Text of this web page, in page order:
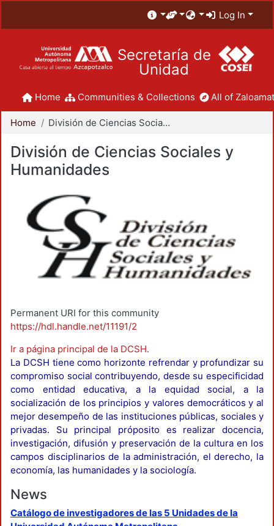
Log In
Secretaría de
Unidad
Home Communities & Collections All of
Home División de Ciencias Sociales y Humanidades
División de Ciencias Sociales y
Humanidades
Permanent URI for this community
https://hdl.handle.net/11191/2
Ir a página principal de la DCSH.
La DCSH tiene como horizonte refrendar y profundizar su
compromiso social contribuyendo, desde su especificidad
como entidad educativa, a la equidad social, a la
socialización de los principios y valores democráticos y al
mejor desempeño de las instituciones públicas, sociales y
privadas. Su principal próposito es realizar docencia,
investigación, difusión y preservación de la cultura en los
campos disciplinarios de la administración, el derecho, la
economía, las humanidades y la sociología.
News
Catálogo de investigadores de las 5 Unidades de la